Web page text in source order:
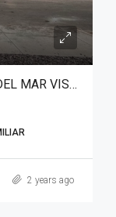
CASA EN VENTA EN RESIDENCIAL DEL MAR VISTA
2 years ago